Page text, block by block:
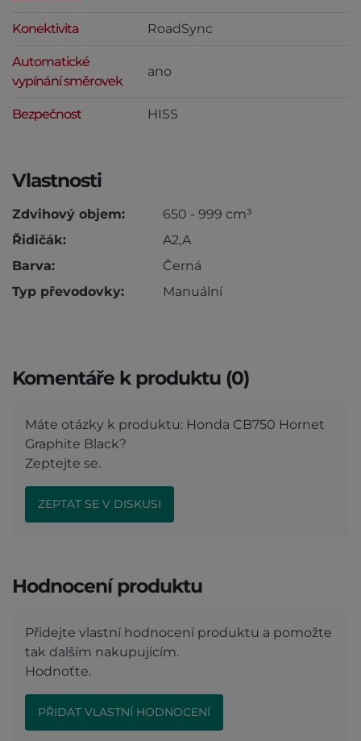
Konektivita RoadSync
Automatické
vypínání směrovek
ano
Bezpečnost HISS
Vlastnosti
Zdvihový objem:
650 - 999 cm³
Řidičák:
A2,A
Barva:
Černá
Typ převodovky:
Manuální
Komentáře k produktu (0)
Máte otázky k produktu: Honda CB750 Hornet
Graphite Black?
Zeptejte se.
ZEPTAT SE V DISKUSI
Hodnocení produktu
Přidejte vlastní hodnocení produktu a pomožte
tak dalším nakupujícím.
Hodnoťte.
PŘIDAT VLASTNÍ HODNOCENÍ